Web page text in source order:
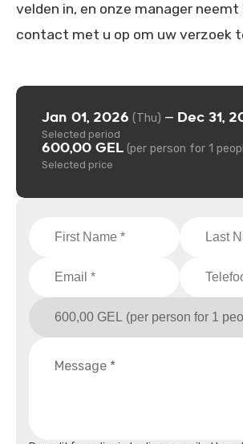
velden in, en onze manager
contact met u op om uw verzoek
Jan 01, 2026 (Thu) — Dec 31,
Selected period
600,00 GEL (per person for 1
Selected price